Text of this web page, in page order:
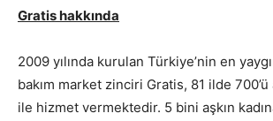
Gratis hakkında
2009 yılında kurulan Türkiye’nin en
bakım market zinciri Gratis, 81 ilde 700’ü
ile hizmet vermektedir. 5 bini aşkın